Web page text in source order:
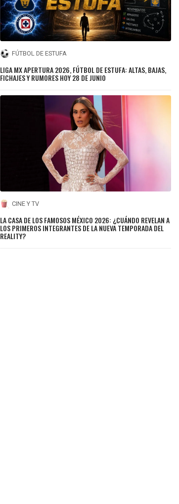
FÚTBOL DE ESTUFA
LIGA MX APERTURA 2026, FÚTBOL DE ESTUFA: ALTAS, BAJAS,
FICHAJES Y RUMORES HOY 28 DE JUNIO
CINE Y TV
LA CASA DE LOS FAMOSOS MÉXICO 2026: ¿CUÁNDO REVELAN A
LOS PRIMEROS INTEGRANTES DE LA NUEVA TEMPORADA DEL
REALITY?